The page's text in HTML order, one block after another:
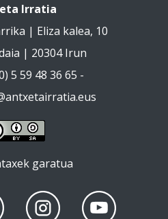
Irratia
| Eliza kalea, 10
| 20304 Irun
5 59 48 36 65 -
garatua